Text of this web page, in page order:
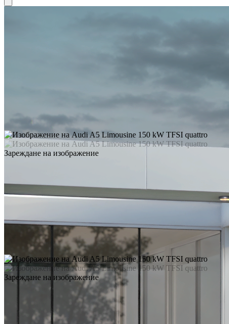
Зареждане на изображение
Зареждане на изображение